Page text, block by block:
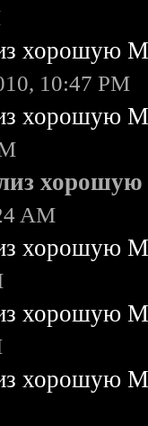
хорошую
10:47 PM
хорошую
AM
хорошую
хорошую
хорошую